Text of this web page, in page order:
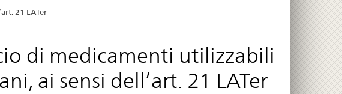
21 LATer
di medicamenti utilizzabili
ai sensi dell’art. 21 LATer